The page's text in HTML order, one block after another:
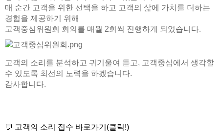
매 순간 고객을 위한 선택을 하고 고객의 삶에 가치를 더하는
경험을 제공하기 위해
고객중심위원회 회의를 매월 2회씩 진행하게 되었습니다.
고객의 소리를 분석하고 귀기울여 듣고, 고객중심에서 생각할
수 있도록 최선의 노력을 하겠습니다.
감사합니다.
💬 고객의 소리 접수 바로가기 (클릭!)